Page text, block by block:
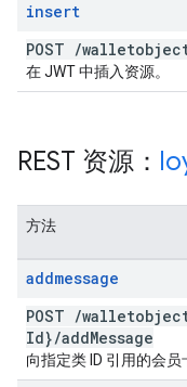
insert
POST /
在 JWT 中插入资源。
REST 资源：
方法
addmessage
POST /
Id}/addMessage
向指定类 ID 引用的会员